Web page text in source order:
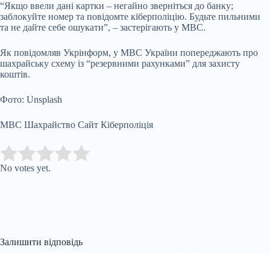
“Якщо ввели дані картки – негайно зверніться до банку;
заблокуйте номер та повідомте кіберполіцію. Будьте пильними
та не дайте себе ошукати”, – застерігають у МВС.
Як повідомляв Укрінформ, у МВС України попереджають про
шахрайську схему із “резервними рахунками” для захисту
коштів.
Фото: Unsplash
МВС Шахрайство Сайт Кіберполіція
Rate this item:
No votes yet.
Залишити відповідь